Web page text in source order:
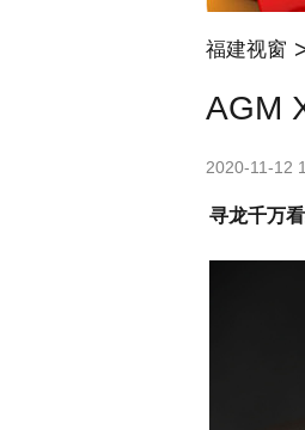
福建视窗
AGM
2020-11-12
寻龙千万